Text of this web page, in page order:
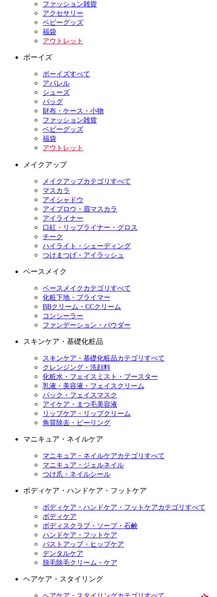
ファッション雑貨
アクセサリー
ベビーグッズ
福袋
アウトレット
ボーイズ
ボーイズすべて
アパレル
シューズ
バッグ
財布・ケース・小物
ファッション雑貨
ベビーグッズ
福袋
アウトレット
メイクアップ
メイクアップカテゴリすべて
マスカラ
アイシャドウ
アイブロウ・眉マスカラ
アイライナー
口紅・リップライナー・グロス
チーク
ハイライト・シェーディング
つけまつげ・アイラッシュ
ベースメイク
ベースメイクカテゴリすべて
化粧下地・プライマー
BBクリーム・CCクリーム
コンシーラー
ファンデーション・パウダー
スキンケア・基礎化粧品
スキンケア・基礎化粧品カテゴリすべて
クレンジング・洗顔料
化粧水・フェイスミスト・ブースター
乳液・美容液・フェイスクリーム
パック・フェイスマスク
アイケア・まつ毛美容液
リップケア・リップクリーム
角質除去・ピーリング
マニキュア・ネイルケア
マニキュア・ネイルケアカテゴリすべて
マニキュア・ジェルネイル
つけ爪・ネイルシール
ボディケア・ハンドケア・フットケア
ボディケア・ハンドケア・フットケアカテゴリすべて
ボディケア
ボディスクラブ・ソープ・石鹸
ハンドケア・フットケア
バストアップ・ヒップケア
デンタルケア
脱毛除毛クリーム・ケア
ヘアケア・スタイリング